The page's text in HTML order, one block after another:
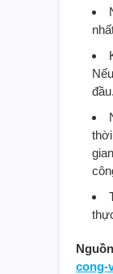
đầu.
cong-